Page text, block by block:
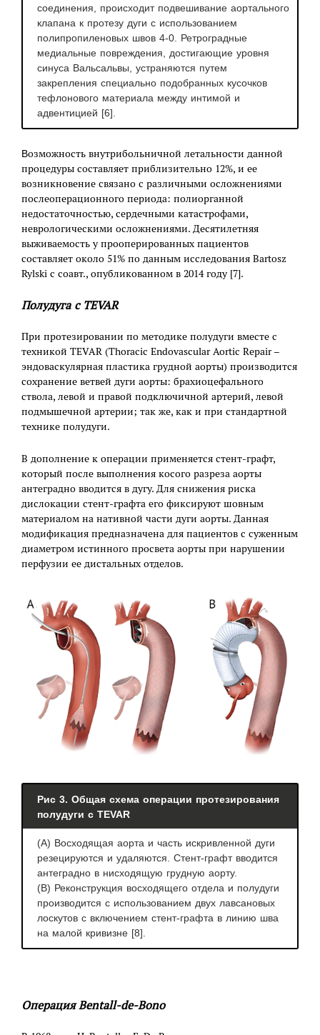
соединения, происходит подвешивание аортального
клапана к протезу дуги с использованием
полипропиленовых швов 4-0. Ретроградные
медиальные повреждения, достигающие уровня
синуса Вальсальвы, устраняются путем
закрепления специально подобранных кусочков
тефлонового материала между интимой и
адвентицией [6].
Возможность внутрибольничной летальности данной
процедуры составляет приблизительно 12%, и ее
возникновение связано с различными осложнениями
послеоперационного периода: полиорганной
недостаточностью, сердечными катастрофами,
неврологическими осложнениями. Десятилетняя
выживаемость у прооперированных пациентов
составляет около 51% по данным исследования Bartosz
Rylski с соавт., опубликованном в 2014 году [7].
Полудуга с TEVAR
При протезировании по методике полудуги вместе с
техникой TEVAR (Thoracic Endovascular Aortic Repair –
эндоваскулярная пластика грудной аорты) производится
сохранение ветвей дуги аорты: брахиоцефального
ствола, левой и правой подключичной артерий, левой
подмышечной артерии; так же, как и при стандартной
технике полудуги.
В дополнение к операции применяется стент-графт,
который после выполнения косого разреза аорты
антеградно вводится в дугу. Для снижения риска
дислокации стент-графта его фиксируют шовным
материалом на нативной части дуги аорты. Данная
модификация предназначена для пациентов с суженным
диаметром истинного просвета аорты при нарушении
перфузии ее дистальных отделов.
Рис 3. Общая схема операции протезирования
полудуги с TEVAR
(А) Восходящая аорта и часть искривленной дуги
резецируются и удаляются. Стент-графт вводится
антеградно в нисходящую грудную аорту.
(B) Реконструкция восходящего отдела и полудуги
производится с использованием двух лавсановых
лоскутов с включением стент-графта в линию шва
на малой кривизне [8].
Операция Bentall-de-Bono